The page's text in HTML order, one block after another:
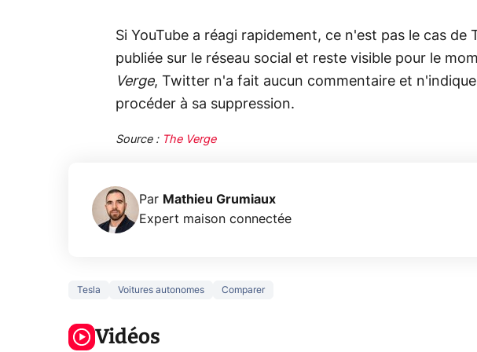
Si YouTube a réagi rapidement, ce n'est pas le cas de
publiée sur le réseau social et reste visible pour le
Verge, Twitter n'a fait aucun commentaire et
procéder à sa suppression.
Source : The Verge
Par Mathieu Grumiaux
Expert maison connectée
Tesla Voitures autonomes Comparer
Vidéos
la prochaine
Xbox !
Ce que vous